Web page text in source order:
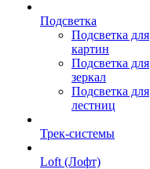
Подсветка
Подсветка для
картин
Подсветка для
зеркал
Подсветка для
лестниц
Трек-системы
Loft (Лофт)